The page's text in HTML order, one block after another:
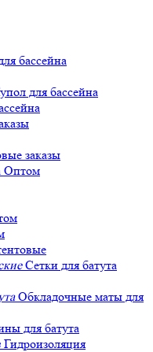
бассейна
для бассейна
заказы
Оптом
Сетки для батута
Обкладочные маты для
для батута
Гидроизоляция